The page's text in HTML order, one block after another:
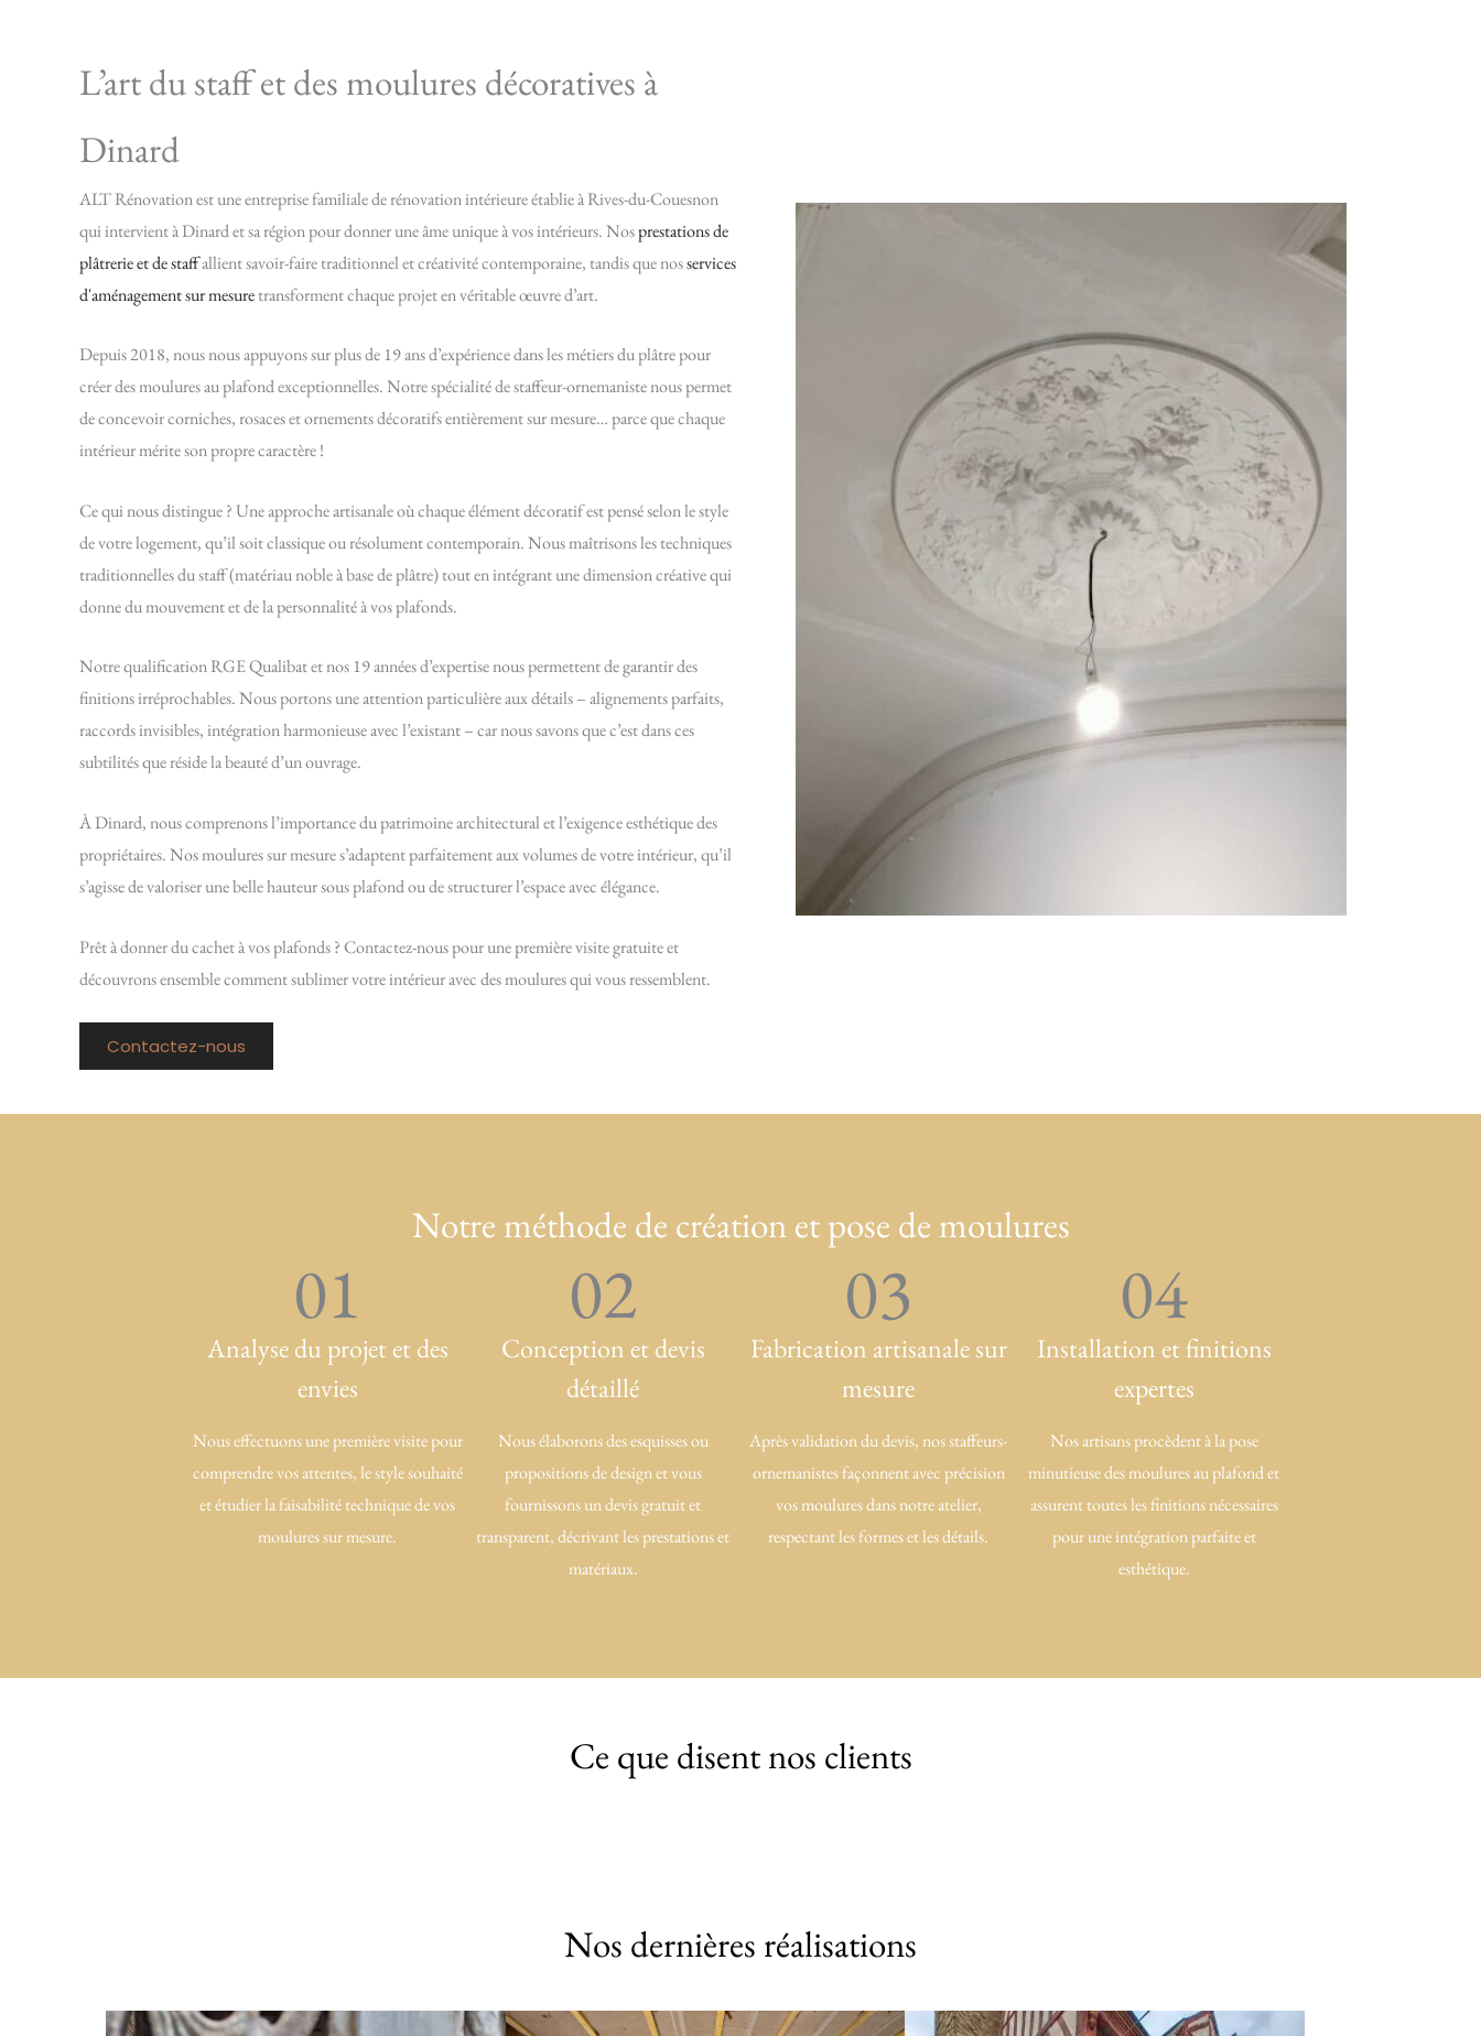
L’art du staff et des moulures décoratives à
Dinard
ALT Rénovation est une entreprise familiale de rénovation intérieure établie à Rives-du-Couesnon
qui intervient à Dinard et sa région pour donner une âme unique à vos intérieurs. Nosprestations de
plâtrerie et de staffallient savoir-faire traditionnel et créativité contemporaine, tandis que nosservices
d'aménagement sur mesuretransforment chaque projet en véritable œuvre d’art.
Depuis 2018, nous nous appuyons sur plus de 19 ans d’expérience dans les métiers du plâtre pour
créer des moulures au plafond exceptionnelles. Notre spécialité de staffeur-ornemaniste nous permet
de concevoir corniches, rosaces et ornements décoratifs entièrement sur mesure… parce que chaque
intérieur mérite son propre caractère !
Ce qui nous distingue ? Une approche artisanale où chaque élément décoratif est pensé selon le style
de votre logement, qu’il soit classique ou résolument contemporain. Nous maîtrisons les techniques
traditionnelles du staff (matériau noble à base de plâtre) tout en intégrant une dimension créative qui
donne du mouvement et de la personnalité à vos plafonds.
Notre qualification RGE Qualibat et nos 19 années d’expertise nous permettent de garantir des
finitions irréprochables. Nous portons une attention particulière aux détails – alignements parfaits,
raccords invisibles, intégration harmonieuse avec l’existant – car nous savons que c’est dans ces
subtilités que réside la beauté d’un ouvrage.
À Dinard, nous comprenons l’importance du patrimoine architectural et l’exigence esthétique des
propriétaires. Nos moulures sur mesure s’adaptent parfaitement aux volumes de votre intérieur, qu’il
s’agisse de valoriser une belle hauteur sous plafond ou de structurer l’espace avec élégance.
Prêt à donner du cachet à vos plafonds ? Contactez-nous pour une première visite gratuite et
découvrons ensemble comment sublimer votre intérieur avec des moulures qui vous ressemblent.
Contactez-nous
Notre méthode de création et pose de moulures
01
Analyse du projet et des
envies
Nous effectuons une première visite pour
comprendre vos attentes, le style souhaité
et étudier la faisabilité technique de vos
moulures sur mesure.
02
Conception et devis
détaillé
Nous élaborons des esquisses ou
propositions de design et vous
fournissons un devis gratuit et
transparent, décrivant les prestations et
matériaux.
03
Fabrication artisanale sur
mesure
Après validation du devis, nos staffeurs-
ornemanistes façonnent avec précision
vos moulures dans notre atelier,
respectant les formes et les détails.
04
Installation et finitions
expertes
Nos artisans procèdent à la pose
minutieuse des moulures au plafond et
assurent toutes les finitions nécessaires
pour une intégration parfaite et
esthétique.
Ce que disent nos clients
Nos dernières réalisations